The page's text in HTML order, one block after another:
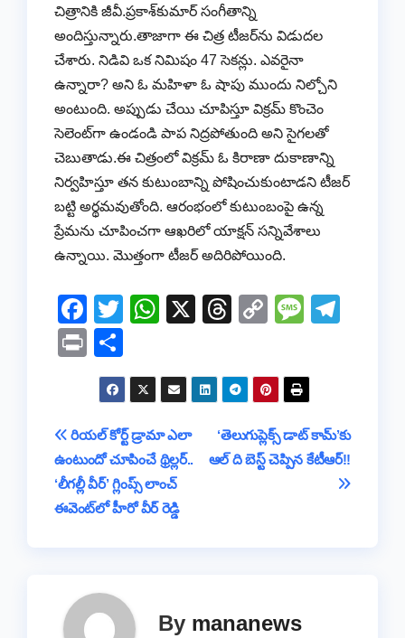
చిత్రానికి జీవీ.ప్రకాశ్‌కుమార్ సంగీతాన్ని
అందిస్తున్నారు.తాజాగా ఈ చిత్ర టీజ‌ర్‌ను విడుద‌ల
చేశారు. నిడివి ఒక నిమిషం 47 సెక‌న్లు. ఎవ‌రైనా
ఉన్నారా? అని ఓ మ‌హిళా ఓ షాపు ముందు నిల్చోని
అంటుంది. అప్పుడు చేయి చూపిస్తూ విక్ర‌మ్ కొంచెం
సెలెంట్‌గా ఉండండి పాప నిద్ర‌పోతుంది అని సైగ‌ల‌తో
చెబుతాడు.ఈ చిత్రంలో విక్ర‌మ్ ఓ కిరాణా దుకాణాన్ని
నిర్వ‌హిస్తూ త‌న కుటుంబాన్ని పోషించుకుంటాడ‌ని టీజ‌ర్
బ‌ట్టి అర్థ‌మ‌వుతోంది. ఆరంభంలో కుటుంబంపై ఉన్న
ప్రేమ‌ను చూపించ‌గా ఆఖ‌రిలో యాక్ష‌న్ స‌న్నివేశాలు
ఉన్నాయి. మొత్తంగా టీజ‌ర్ అదిరిపోయింది.
F
a
c
e
b
o
o
k
T
er
W
s
A
p
p
X
T
a
d
s
C
y
Li
n
M
a
g
e
a
m
Pr
in h
ar
e
Post
navigation
‘తెలుగుప్లెక్స్ డాట్ కామ్’కు
ఆల్ ది బెస్ట్ చెప్పిన కేటీఆర్!!
రియల్ కోర్ట్ డ్రామా ఎలా
ఉంటుందో చూపించే థ్రిల్లర్‌..
‘లీగల్లీ వీర్’ గ్లింప్స్ లాంచ్
ఈవెంట్‌లో హీరో వీర్ రెడ్డి
By mananews